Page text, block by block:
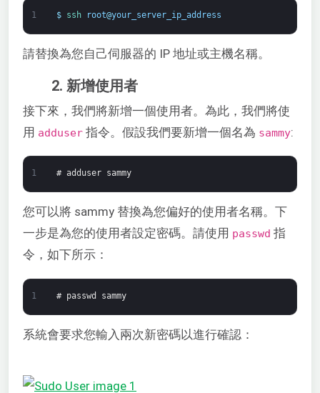
1 $ ssh root@your_server_ip_address
請替換為您自己伺服器的 IP 地址或主機名稱。
2. 新增使用者
接下來，我們將新增一個使用者。為此，我們將使
用 adduser 指令。假設我們要新增一個名為 sammy:
1 # adduser sammy
您可以將 sammy 替換為您偏好的使用者名稱。下
一步是為您的使用者設定密碼。請使用 passwd 指
令，如下所示：
1 # passwd sammy
系統會要求您輸入兩次新密碼以進行確認：